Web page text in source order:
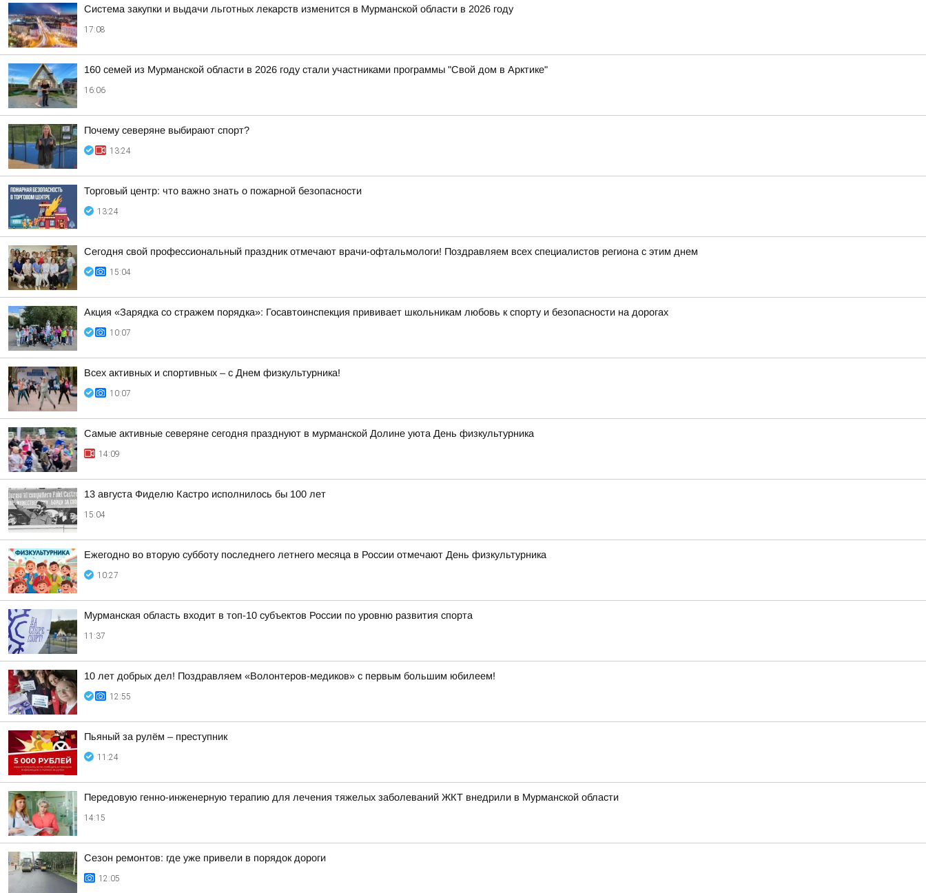
Система закупки и выдачи льготных лекарств изменится в Мурманской области в 2026 году
17:08
160 семей из Мурманской области в 2026 году стали участниками программы "Свой дом в Арктике"
16:06
Почему северяне выбирают спорт?
13:24
Торговый центр: что важно знать о пожарной безопасности
13:24
Сегодня свой профессиональный праздник отмечают врачи-офтальмологи! Поздравляем всех специалистов региона с этим днем
15:04
Акция «Зарядка со стражем порядка»: Госавтоинспекция прививает школьникам любовь к спорту и безопасности на дорогах
10:07
Всех активных и спортивных – с Днем физкультурника!
10:07
Самые активные северяне сегодня празднуют в мурманской Долине уюта День физкультурника
14:09
13 августа Фиделю Кастро исполнилось бы 100 лет
15:04
Ежегодно во вторую субботу последнего летнего месяца в России отмечают День физкультурника
10:27
Мурманская область входит в топ-10 субъектов России по уровню развития спорта
11:37
10 лет добрых дел! Поздравляем «Волонтеров-медиков» с первым большим юбилеем!
12:55
Пьяный за рулём – преступник
11:24
Передовую генно-инженерную терапию для лечения тяжелых заболеваний ЖКТ внедрили в Мурманской области
14:15
Сезон ремонтов: где уже привели в порядок дороги
12:05